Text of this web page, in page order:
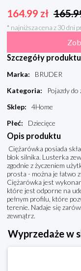
164.99 zł
* najniższa cena z 30 dni
Szczegóły produktu
Marka:
BRUDER
Kategoria:
Pojazdy do
Sklep:
4Home
Płeć: Dziecięce
Opis produktu
Ciężarówka posiada
blok silnika. Lusterka
zgodnie z życzeniem
prosta - można je łatwo
Ciężarówka jest
które jest odporne na
pełnym profilu, które
terenie. Nadaje się
zewnątrz.
Wyprzedaże w